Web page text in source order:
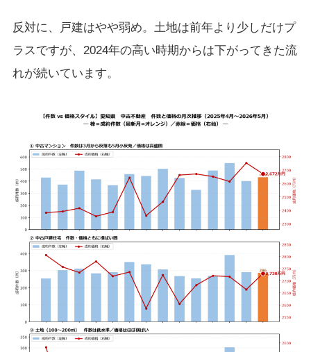
反対に、戸建はやや弱め。土地は前年より少しだけプ
ラスですが、2024年の高い時期からは下がってきた流
れが続いています。